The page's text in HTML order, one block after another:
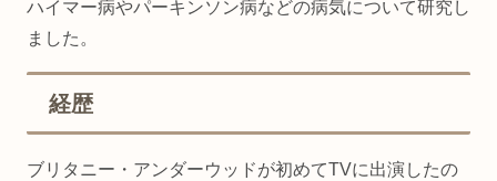
ハイマー病やパーキンソン病などの病気について研究し
ました。
経歴
ブリタニー・アンダーウッドが初めてTVに出演したの